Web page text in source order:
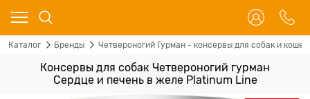
Каталог Бренды Четвероногий Гурман - консервы для собак и кошек
Консервы для собак Четвероногий гурман
Сердце и печень в желе Platinum Line